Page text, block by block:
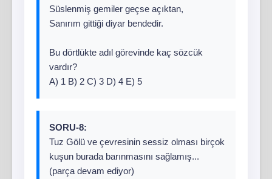
Süslenmiş gemiler geçse açıktan,
Sanırım gittiği diyar bendedir.
Bu dörtlükte adıl görevinde kaç sözcük
vardır?
A) 1 B) 2 C) 3 D) 4 E) 5
SORU-8:
Tuz Gölü ve çevresinin sessiz olması birçok
kuşun burada barınmasını sağlamış...
(parça devam ediyor)